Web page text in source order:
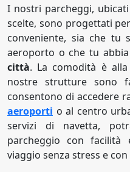
I nostri parcheggi,
scelte, sono progettati
conveniente, sia che tu
aeroporto o che tu
città. La comodità è
nostre strutture sono
consentono di accedere
aeroporti o al centro
servizi di navetta,
parcheggio con facilità
viaggio senza stress e